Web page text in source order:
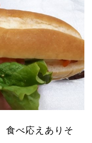
食べ応えありそ